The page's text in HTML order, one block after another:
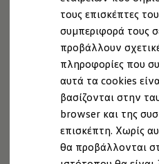
τους επισκέπτες
συμπεριφορά τους
προβάλλουν
πληροφορίες που
αυτά τα cookies
βασίζονται στην
browser και της
επισκέπτη. Χωρίς
θα προβάλλονται
Ανακύκλωση
Ανακλήσεις
Eνημερώσεις
Digital Manual -
XTL diesel fuel
Υπηρεσίες
Υπηρεσίες
Pick Up &
Φροντίδα
Επαγγελματικά
Συντήρηση &
Σημαντικές
Νομική Σημείωση Προστασία
Πολιτική cookies
Άδειες
Πληροφορίες Ασφαλείας
Volkswagen AG (Στοιχεία έκδοσης
Δήλωση Προσβασιμότητας
Πληροφορίες για την